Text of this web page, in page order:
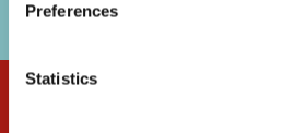
Preferences
Statistics